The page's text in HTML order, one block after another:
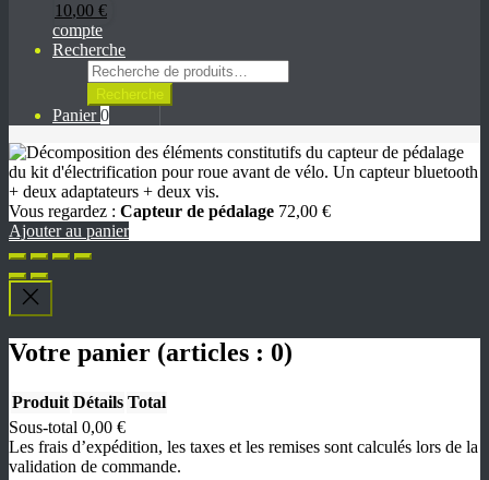
10,00 €
compte
Recherche
Recherche
pour :
Recherche
Panier0
Vous regardez : Capteur de pédalage 72,00 €
Ajouter au panier
Votre panier (articles : 0)
Produits
Produit Détails Total
Sous-total 0,00 €
Les frais d’expédition, les taxes et les remises sont calculés lors de la
validation de commande.